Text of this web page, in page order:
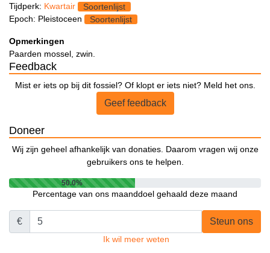
Tijdperk: Kwartair
Soortenlijst
Epoch: Pleistoceen
Soortenlijst
Opmerkingen
Paarden mossel, zwin.
Feedback
Mist er iets op bij dit fossiel? Of klopt er iets niet? Meld het ons.
Geef feedback
Doneer
Wij zijn geheel afhankelijk van donaties. Daarom vragen wij onze
gebruikers ons te helpen.
50.0%
Percentage van ons maanddoel gehaald deze maand
€ Steun ons
Ik wil meer weten